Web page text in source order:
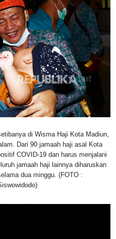
di Wisma Haji Kota Madiun,
Dari 90 jamaah haji asal Kota
COVID-19 dan harus menjalani
jamaah haji lainnya diharuskan
dua minggu. (FOTO :